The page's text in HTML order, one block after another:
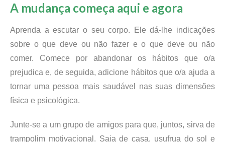
A mudança começa aqui e agora
Aprenda a escutar o seu corpo. Ele dá-lhe indicações
sobre o que deve ou não fazer e o que deve ou não
comer. Comece por abandonar os hábitos que o/a
prejudica e, de seguida, adicione hábitos que o/a ajuda a
tornar uma pessoa mais saudável nas suas dimensões
física e psicológica.
Junte-se a um grupo de amigos para que, juntos, sirva de
trampolim motivacional. Saia de casa, usufrua do sol e